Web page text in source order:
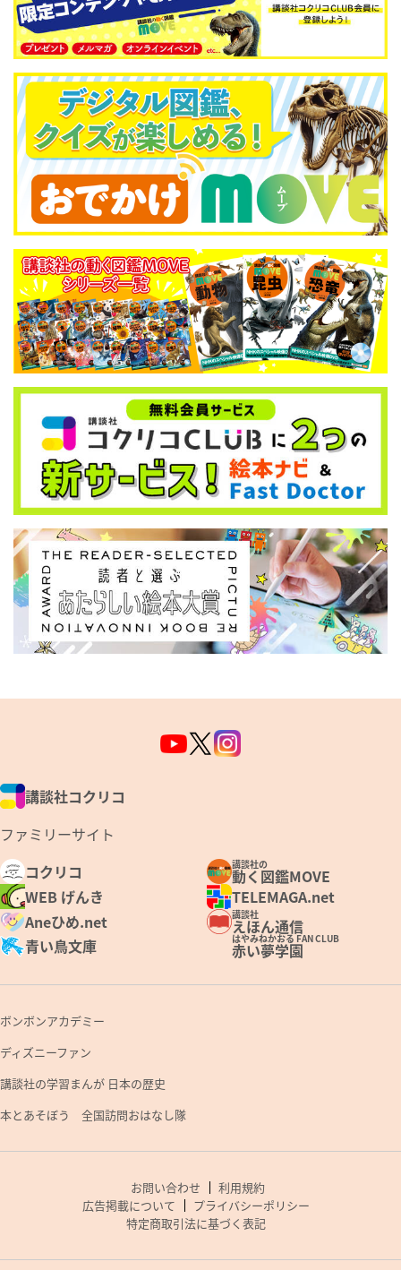
講談社コクリコ
ファミリーサイト
コクリコ
講談社の
動く図鑑MOVE
WEB げんき
TELEMAGA.net
Aneひめ.net
講談社
えほん通信
青い鳥文庫
はやみねかおる FAN CLUB
赤い夢学園
ボンボンアカデミー
ディズニーファン
講談社の学習まんが 日本の歴史
本とあそぼう 全国訪問おはなし隊
お問い合わせ
利用規約
広告掲載について
プライバシーポリシー
特定商取引法に基づく表記